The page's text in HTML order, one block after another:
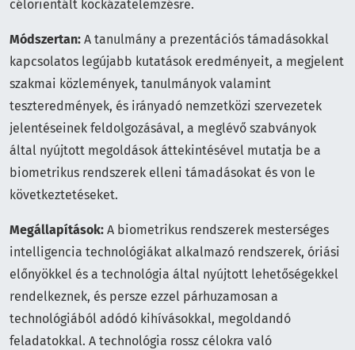
célorientált kockázatelemzésre.
Módszertan: A tanulmány a prezentációs támadásokkal
kapcsolatos legújabb kutatások eredményeit, a megjelent
szakmai közlemények, tanulmányok valamint
teszteredmények, és irányadó nemzetközi szervezetek
jelentéseinek feldolgozásával, a meglévő szabványok
által nyújtott megoldások áttekintésével mutatja be a
biometrikus rendszerek elleni támadásokat és von le
következtetéseket.
Megállapítások: A biometrikus rendszerek mesterséges
intelligencia technológiákat alkalmazó rendszerek, óriási
előnyökkel és a technológia által nyújtott lehetőségekkel
rendelkeznek, és persze ezzel párhuzamosan a
technológiából adódó kihívásokkal, megoldandó
feladatokkal. A technológia rossz célokra való